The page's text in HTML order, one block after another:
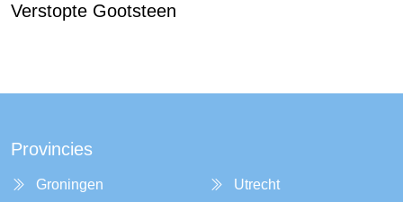
Verstopte Gootsteen
Provincies
Groningen
Utrecht